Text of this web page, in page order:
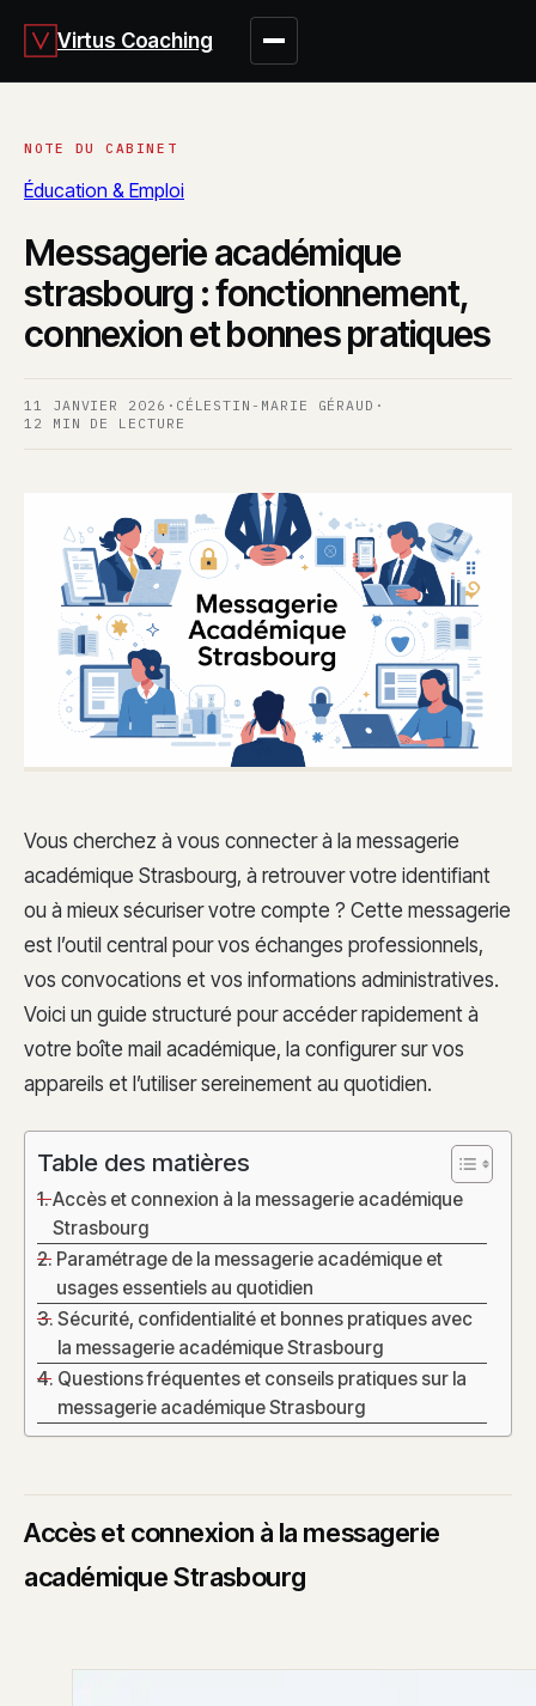
Virtus Coaching
Éducation & Emploi
Messagerie académique
strasbourg : fonctionnement,
connexion et bonnes pratiques
11 JANVIER 2026 · CÉLESTIN-MARIE GÉRAUD ·
12 MIN DE LECTURE
Vous cherchez à vous connecter à la messagerie
académique Strasbourg, à retrouver votre identifiant
ou à mieux sécuriser votre compte ? Cette messagerie
est l’outil central pour vos échanges professionnels,
vos convocations et vos informations administratives.
Voici un guide structuré pour accéder rapidement à
votre boîte mail académique, la configurer sur vos
appareils et l’utiliser sereinement au quotidien.
Table des matières
Accès et connexion à la messagerie académique
Strasbourg
Paramétrage de la messagerie académique et
usages essentiels au quotidien
Sécurité, confidentialité et bonnes pratiques avec
la messagerie académique Strasbourg
Questions fréquentes et conseils pratiques sur la
messagerie académique Strasbourg
Accès et connexion à la messagerie
académique Strasbourg